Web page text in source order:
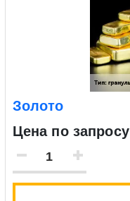
Золото
Цена по запросу